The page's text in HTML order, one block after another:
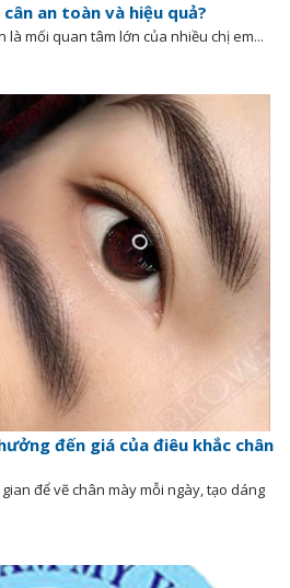
an toàn và hiệu quả?
là mối quan tâm lớn của nhiều chị em...
đến giá của điêu khắc chân
để vẽ chân mày mỗi ngày, tạo dáng